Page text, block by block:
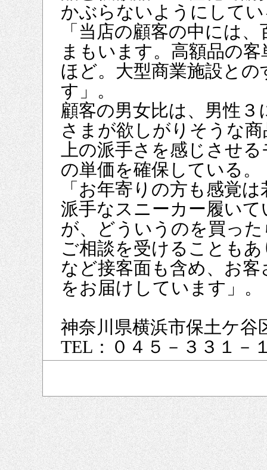
かぶらないようにして
「当店の顧客の中には
まもいます。高額品の
ほど。大型商業施設と
す」。
顧客の男女比は、男性
さまが欲しがりそうな
上の派手さを感じさせ
の単価を確保している。
「お年寄りの方も感覚
派手なスニーカー履い
が、どういうのを買っ
ご相談を受けることも
など接客面も含め、お
をお届けしています」。
神奈川県横浜市保土ケ谷
TEL：０４５－３３１－